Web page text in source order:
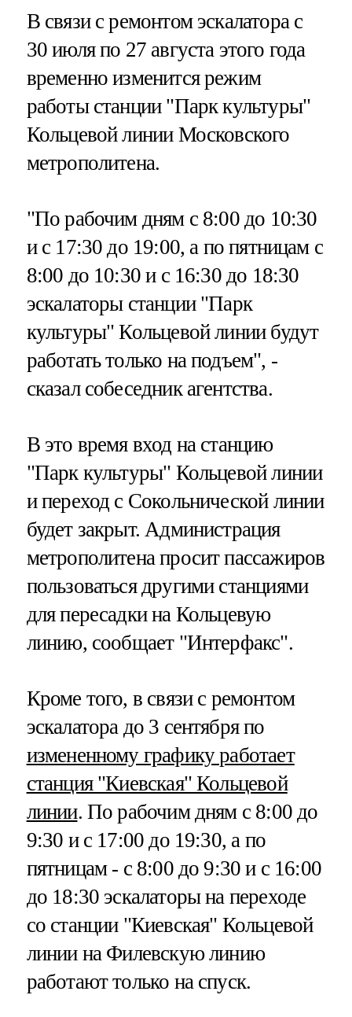
В связи с ремонтом эскалатора с
30 июля по 27 августа этого года
временно изменится режим
работы станции "Парк культуры"
Кольцевой линии Московского
метрополитена.
"По рабочим дням с 8:00 до 10:30
и с 17:30 до 19:00, а по пятницам с
8:00 до 10:30 и с 16:30 до 18:30
эскалаторы станции "Парк
культуры" Кольцевой линии будут
работать только на подъем", -
сказал собеседник агентства.
В это время вход на станцию
"Парк культуры" Кольцевой линии
и переход с Сокольнической линии
будет закрыт. Администрация
метрополитена просит пассажиров
пользоваться другими станциями
для пересадки на Кольцевую
линию, сообщает "Интерфакс".
Кроме того, в связи с ремонтом
эскалатора до 3 сентября по
измененному графику работает
станция "Киевская" Кольцевой
линии. По рабочим дням с 8:00 до
9:30 и с 17:00 до 19:30, а по
пятницам - с 8:00 до 9:30 и с 16:00
до 18:30 эскалаторы на переходе
со станции "Киевская" Кольцевой
линии на Филевскую линию
работают только на спуск.